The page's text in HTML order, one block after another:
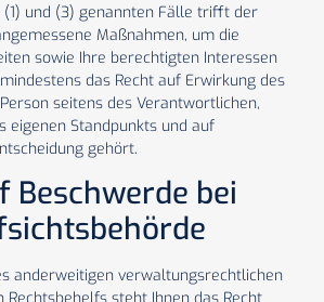
(1) und (3) genannten Fälle trifft der
Maßnahmen, um die
sowie Ihre berechtigten Interessen
das Recht auf Erwirkung des
seitens des Verantwortlichen,
eigenen Standpunkts und auf
gehört.
Beschwerde bei
anderweitigen verwaltungsrechtlichen